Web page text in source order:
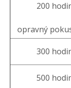
200
opravný
300
500